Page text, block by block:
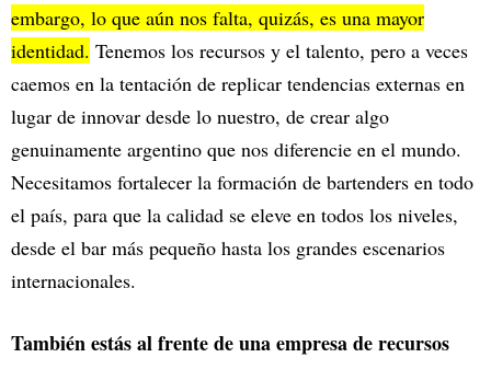
embargo, lo que aún nos falta, quizás, es una mayor
identidad. Tenemos los recursos y el talento, pero a veces
caemos en la tentación de replicar tendencias externas en
lugar de innovar desde lo nuestro, de crear algo
genuinamente argentino que nos diferencie en el mundo.
Necesitamos fortalecer la formación de bartenders en todo
el país, para que la calidad se eleve en todos los niveles,
desde el bar más pequeño hasta los grandes escenarios
internacionales.
También estás al frente de una empresa de recursos